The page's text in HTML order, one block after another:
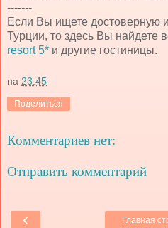
-------
Если Вы ищете достоверную
Турции, то здесь Вы найдете
resort 5* и другие гостиницы.
на 23:45
Поделиться
Комментариев нет:
Отправить комментарий
‹ Главная